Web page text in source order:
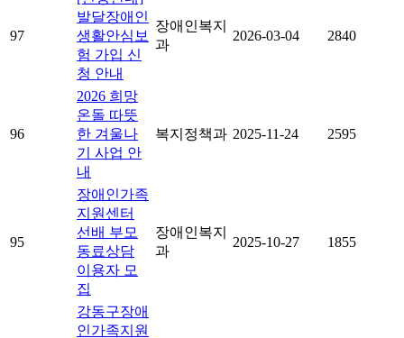
97
발달장애인
생활안심보
험 가입 신
청 안내
장애인복지
과
2026-03-04 2840
96
2026 희망
온돌 따뜻
한 겨울나
기 사업 안
내
복지정책과 2025-11-24 2595
95
장애인가족
지원센터
선배 부모
동료상담
이용자 모
집
장애인복지
과
2025-10-27 1855
강동구장애
인가족지원